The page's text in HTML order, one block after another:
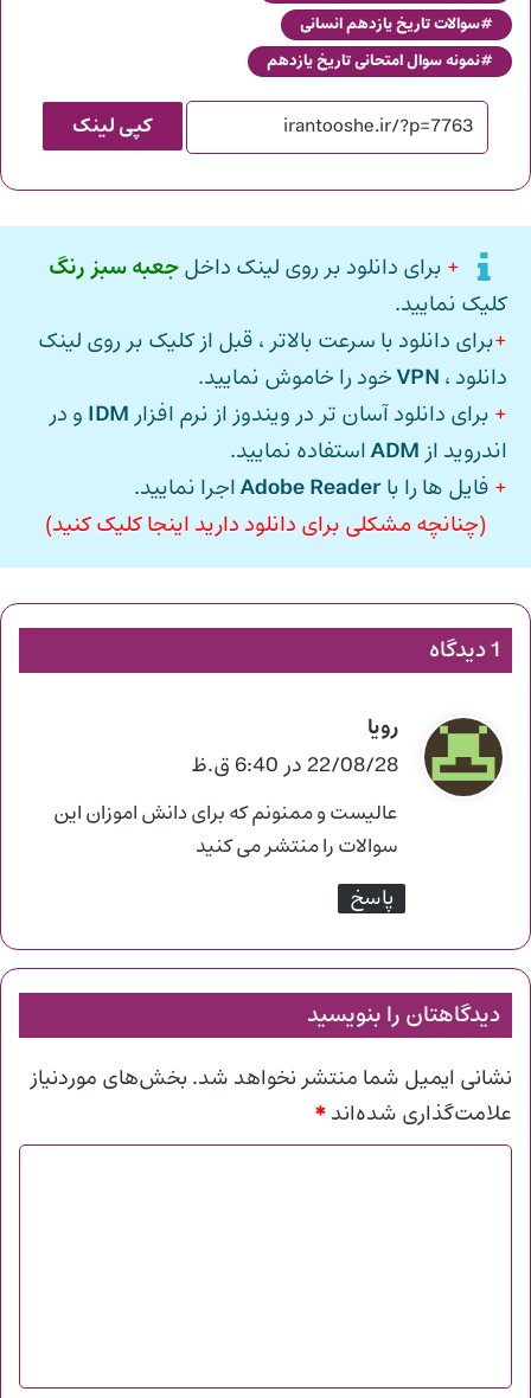
سوالات تاریخ یازدهم انسانی
نمونه سوال امتحانی تاریخ یازدهم
کپی لینک
+ برای دانلود بر روی لینک داخلجعبه سبز رنگ
کلیک نمایید.
+برای دانلود با سرعت بالاتر ، قبل از کلیک بر روی لینک
دانلود ، VPNخود را خاموش نمایید.
+ برای دانلود آسان تر در ویندوز از نرم افزار IDM و در
اندروید از ADMاستفاده نمایید.
+ فایل ها را باAdobe Readerاجرا نمایید.
(چنانچه مشکلی برای دانلود دارید اینجا کلیک کنید)
1 دیدگاه
رویا
ف
:
22/08/28 در 6:40 ق.ظ
عالیست و ممنونم که برای دانش اموزان این
سوالات را منتشر می کنید
پاسخ
دیدگاهتان را بنویسید
نشانی ایمیل شما منتشر نخواهد شد. بخش‌های موردنیاز
علامت‌گذاری شده‌اند*
*